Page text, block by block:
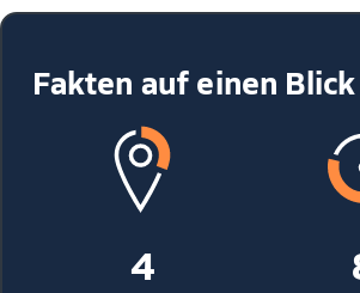
Fakten auf einen Blick
4